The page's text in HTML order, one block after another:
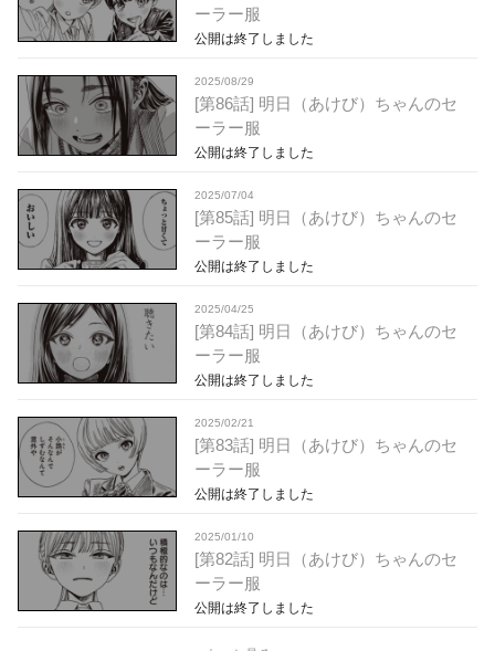
ーラー服
公開は終了しました
2025/08/29
[第86話] 明日（あけび）ちゃんのセ
ーラー服
公開は終了しました
2025/07/04
[第85話] 明日（あけび）ちゃんのセ
ーラー服
公開は終了しました
2025/04/25
[第84話] 明日（あけび）ちゃんのセ
ーラー服
公開は終了しました
2025/02/21
[第83話] 明日（あけび）ちゃんのセ
ーラー服
公開は終了しました
2025/01/10
[第82話] 明日（あけび）ちゃんのセ
ーラー服
公開は終了しました